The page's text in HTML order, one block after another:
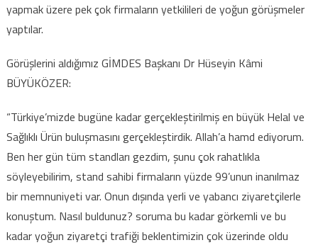
yapmak üzere pek çok firmaların yetkilileri de yoğun görüşmeler
yaptılar.
Görüşlerini aldığımız GİMDES Başkanı Dr Hüseyin Kâmi
BÜYÜKÖZER:
“Türkiye’mizde bugüne kadar gerçekleştirilmiş en büyük Helal ve
Sağlıklı Ürün buluşmasını gerçekleştirdik. Allah’a hamd ediyorum.
Ben her gün tüm standları gezdim, şunu çok rahatlıkla
söyleyebilirim, stand sahibi firmaların yüzde 99’unun inanılmaz
bir memnuniyeti var. Onun dışında yerli ve yabancı ziyaretçilerle
konuştum. Nasıl buldunuz? soruma bu kadar görkemli ve bu
kadar yoğun ziyaretçi trafiği beklentimizin çok üzerinde oldu